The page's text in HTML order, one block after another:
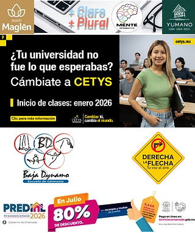
+ Claro
+ Plural